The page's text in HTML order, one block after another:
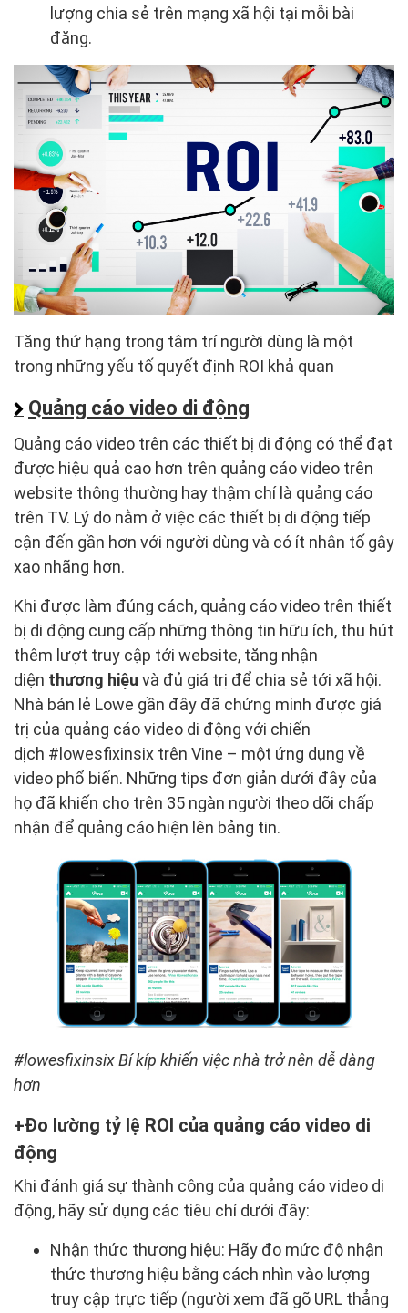
lượng chia sẻ trên mạng xã hội tại mỗi bài
đăng.
Tăng thứ hạng trong tâm trí người dùng là một
trong những yếu tố quyết định ROI khả quan
Quảng cáo video di động
Quảng cáo video trên các thiết bị di động có thể đạt
được hiệu quả cao hơn trên quảng cáo video trên
website thông thường hay thậm chí là quảng cáo
trên TV. Lý do nằm ở việc các thiết bị di động tiếp
cận đến gần hơn với người dùng và có ít nhân tố gây
xao nhãng hơn.
Khi được làm đúng cách, quảng cáo video trên thiết
bị di động cung cấp những thông tin hữu ích, thu hút
thêm lượt truy cập tới website, tăng nhận
diện thương hiệu và đủ giá trị để chia sẻ tới xã hội.
Nhà bán lẻ Lowe gần đây đã chứng minh được giá
trị của quảng cáo video di động với chiến
dịch #lowesfixinsix trên Vine – một ứng dụng về
video phổ biến. Những tips đơn giản dưới đây của
họ đã khiến cho trên 35 ngàn người theo dõi chấp
nhận để quảng cáo hiện lên bảng tin.
#lowesfixinsix Bí kíp khiến việc nhà trở nên dễ dàng
hơn
Đo lường tỷ lệ ROI của quảng cáo video di
động
Khi đánh giá sự thành công của quảng cáo video di
động, hãy sử dụng các tiêu chí dưới đây:
Nhận thức thương hiệu: Hãy đo mức độ nhận
thức thương hiệu bằng cách nhìn vào lượng
truy cập trực tiếp (người xem đã gõ URL thẳng